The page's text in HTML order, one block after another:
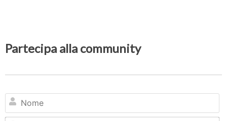
Partecipa alla community